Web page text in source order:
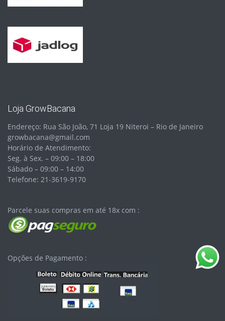
Loja GrowBacana
Endereço: Rua São João, 71 Loja 19 Niteroi – Rio de Janeiro
growbacana@gmail.com
Horário de Atendimento:
Seg. à Sex. – 09:00 – 18:00
Sábado – 09:00 – 14:00
Telefone: 21-3619-9170
Parcele suas compras em até 18x com :
Opções de Pagamento :